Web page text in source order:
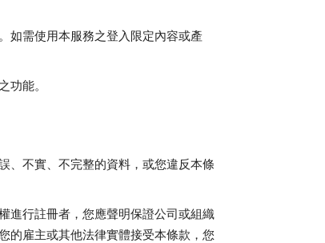
如需使用本服務之登入限定內容或產
功能。
、不實、不完整的資料，或您違反本條
進行註冊者，您應聲明保證公司或組織
的雇主或其他法律實體接受本條款，您